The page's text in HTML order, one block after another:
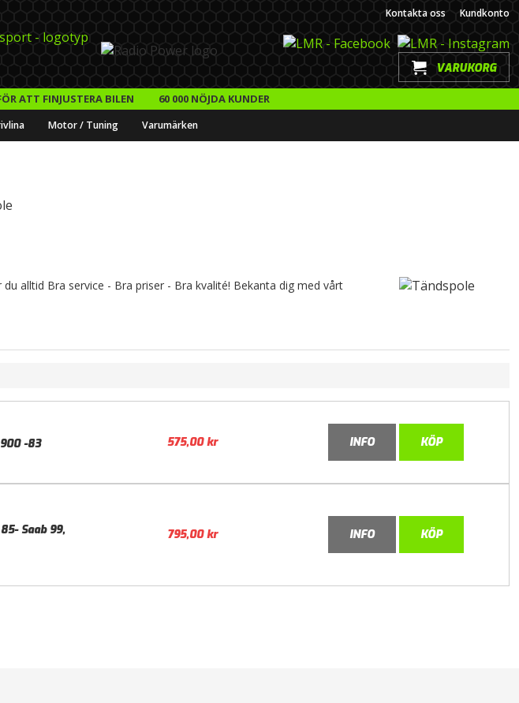
Kontakta oss Kundkonto
VARUKORG
ATT FINJUSTERA BILEN 60 000 NÖJDA KUNDER
Motor / Tuning Varumärken
alltid Bra service - Bra priser - Bra kvalité! Bekanta dig med vårt
-83 575,00kr INFO KÖP
Saab 99,
795,00kr INFO KÖP